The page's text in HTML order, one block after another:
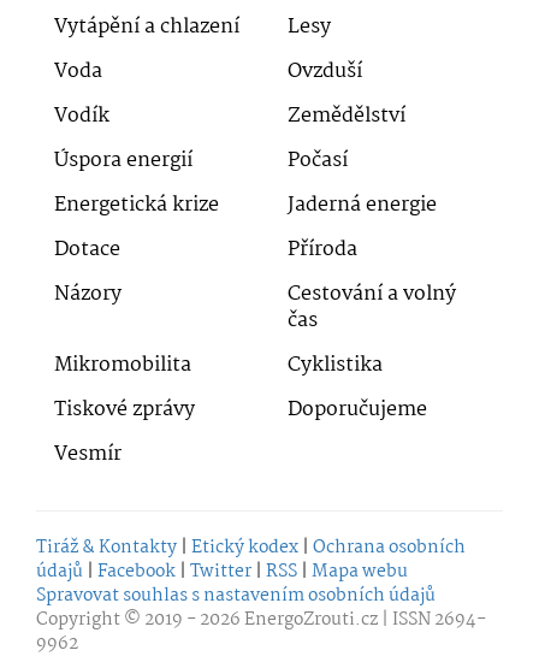
Vytápění a chlazení
Lesy
Voda
Ovzduší
Vodík
Zemědělství
Úspora energií
Počasí
Energetická krize
Jaderná energie
Dotace
Příroda
Názory
Cestování a volný
čas
Mikromobilita
Cyklistika
Tiskové zprávy
Doporučujeme
Vesmír
Tiráž & Kontakty | Etický kodex | Ochrana osobních
údajů | Facebook | Twitter | RSS | Mapa webu
Spravovat souhlas s nastavením osobních údajů
Copyright © 2019 - 2026EnergoZrouti.cz | ISSN 2694-
9962